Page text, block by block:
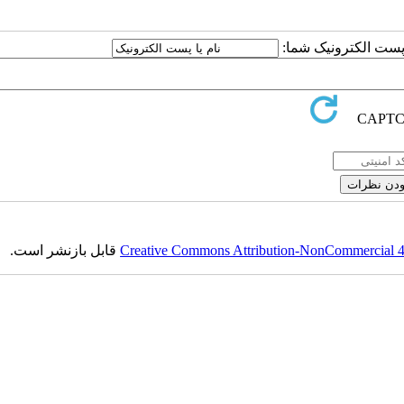
پست الکترونیک شما:
Creative Commons Attribution-NonCommercialقابل بازنشر است.